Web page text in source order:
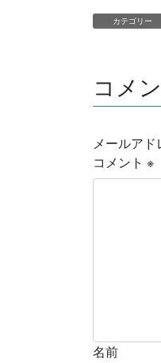
カテゴリー
コメ
メールアド
コメント ※
名前